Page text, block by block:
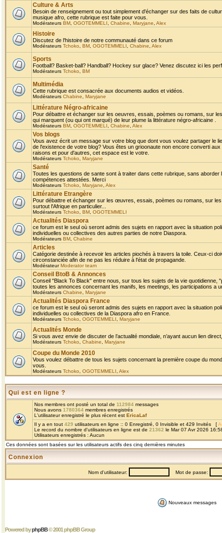
Culture & Arts
Besoin de renseignement ou tout simplement d'échanger sur des faits de
musique afro, cette rubrique est faite pour vous.
Modérateurs BM OGOTEMMELI Chabine Maryjane Alex
Histoire
Discutez de l'histoire de notre communauté dans ce forum
Modérateurs Tchoko BM OGOTEMMELI Chabine Alex
Sports
Football? Basket-ball? Handball? Hockey sur glace? Venez discutez ici les
Modérateurs Tchoko BM
Multimédia
Cette rubrique est consacrée aux documents audios et vidéos.
Modérateurs Chabine Maryjane
Littérature Négro-africaine
Pour débattre et échanger sur les oeuvres, essais, poèmes ou romans, sur
qui marquent (ou qui ont marqué) de leur plume la littérature négro-africaine .
Modérateurs BM OGOTEMMELI Chabine Alex
Vos blogs
Vous avez écrit un message sur votre blog que dont vous voulez partager le
de l'existence de votre blog? Vous êtes un grioonaute non encore converti
raisons et pour d'autres, cet espace est le votre.
Modérateurs Tchoko Maryjane
Santé
Toutes les questions de sante sont à traiter dans cette rubrique, sans
compétences attestées. Merci
Modérateurs Tchoko Maryjane Alex
Littérature Etrangère
Pour débattre et échanger sur les œuvres, essais, poèmes ou romans, sur
surtout l'Afrique en particulier...
Modérateurs Tchoko BM OGOTEMMELI
Actualités Diaspora
ce forum est le seul où seront admis des sujets en rapport avec la situation
individuelles ou collectives des autres parties de notre Diaspora.
Modérateurs BM Chabine
Articles
Catégorie destinée à recevoir les articles piochés à travers la toile. Ceux-ci
circonstanciée afin de ne pas les réduire à l'état de propagande.
ModérateurModerator team
Conseil BtoB & Annonces
Conseil "Black To Black" entre nous, sur tous les sujets de la vie
toutes les annonces concernant les manifs, les meetings, les participations a
Modérateurs Chabine Maryjane
Actualités Diaspora France
ce forum est le seul où seront admis des sujets en rapport avec la situation
individuelles ou collectives de la Diaspora afro en France.
Modérateurs Tchoko OGOTEMMELI Maryjane
Actualités Monde
Si vous avez envie de discuter de l’actualité mondiale, n’ayant aucun lien
Modérateurs Tchoko Chabine Maryjane
Coupe du Monde 2010
Vous voulez débattre de tous les sujets concernant la première coupe du
vous.
Modérateurs Tchoko OGOTEMMELI Alex
Qui est en ligne ?
Nos membres ont posté un total de 112984 messages
Nous avons 1780364 membres enregistrés
L'utilisateur enregistré le plus récent est EricaLaf
Il y a en tout 429 utilisateurs en ligne :: 0 Enregistré, 0 Invisible et 429 Invités [
Le record du nombre d'utilisateurs en ligne est de 21362 le Mar 07 Avr 2026
Utilisateurs enregistrés : Aucun
Ces données sont basées sur les utilisateurs actifs des cinq dernières minutes
Connexion
Nom d'utilisateur: Mot de passe:
Nouveaux messages
Powered byphpBB© 2001 phpBB Group